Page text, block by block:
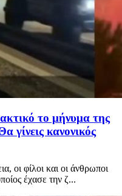
το μήνυμα της
γίνεις κανονικός
οι φίλοι και οι άνθρωποι
έχασε την ζ...